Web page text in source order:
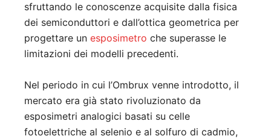
sfruttando le conoscenze acquisite dalla fisica
dei semiconduttori e dall’ottica geometrica per
progettare un esposimetro che superasse le
limitazioni dei modelli precedenti.
Nel periodo in cui l’Ombrux venne introdotto, il
mercato era già stato rivoluzionato da
esposimetri analogici basati su celle
fotoelettriche al selenio e al solfuro di cadmio,